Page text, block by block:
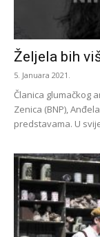
Željela bih
5. Januara 2021.
Članica glumačkog
Zenica (BNP),
predstavama. U